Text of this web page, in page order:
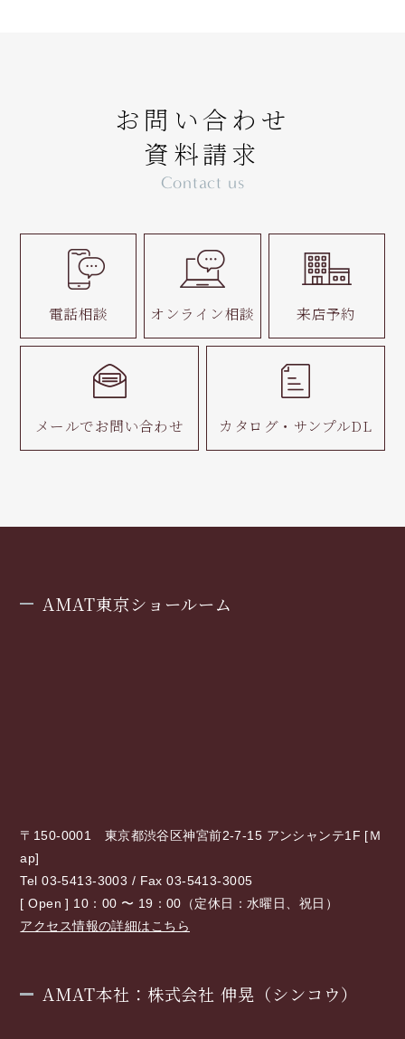
お問い合わせ
資料請求
Contact us
電話相談 オンライン相談 来店予約
メールでお問い合わせ カタログ・ サンプルDL
AMAT東京ショールーム
〒150-0001 東京都渋谷区神宮前2-7-15 アンシャンテ1F [Ｍ
ap]
Tel 03-5413-3003 / Fax 03-5413-3005
[ Open ] 10：00 〜 19：00（定休日：水曜日、祝日）
アクセス情報の詳細はこちら
AMAT本社：株式会社 伸晃（シンコウ）